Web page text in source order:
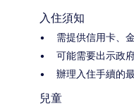
入住須知
需提供信用卡、
可能需要出示政
辦理入住手續的
兒童